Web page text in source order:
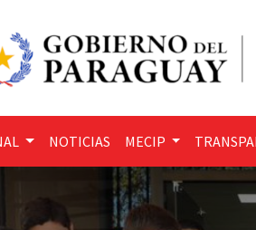
NOTICIAS MECIP